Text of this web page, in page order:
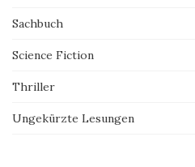
Sachbuch
Science Fiction
Thriller
Ungekürzte Lesungen